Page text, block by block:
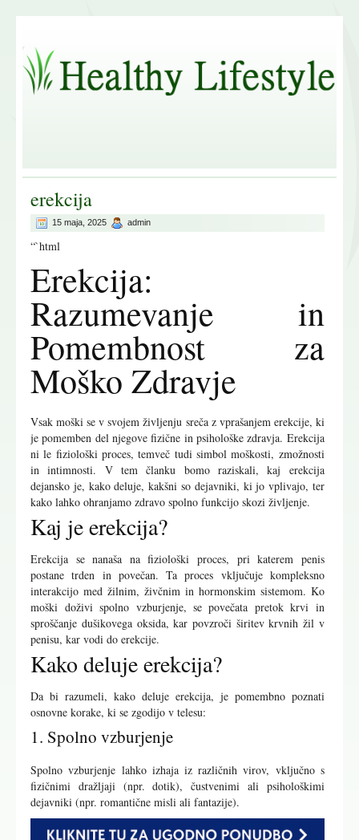
erekcija
15 maja, 2025 admin
“`html
Erekcija:
Razumevanje in
Pomembnost za
Moško Zdravje
Vsak moški se v svojem življenju sreča z vprašanjem erekcije, ki
je pomemben del njegove fizične in psihološke zdravja. Erekcija
ni le fiziološki proces, temveč tudi simbol moškosti, zmožnosti
in intimnosti. V tem članku bomo raziskali, kaj erekcija
dejansko je, kako deluje, kakšni so dejavniki, ki jo vplivajo, ter
kako lahko ohranjamo zdravo spolno funkcijo skozi življenje.
Kaj je erekcija?
Erekcija se nanaša na fiziološki proces, pri katerem penis
postane trden in povečan. Ta proces vključuje kompleksno
interakcijo med žilnim, živčnim in hormonskim sistemom. Ko
moški doživi spolno vzburjenje, se povečata pretok krvi in
sproščanje dušikovega oksida, kar povzroči širitev krvnih žil v
penisu, kar vodi do erekcije.
Kako deluje erekcija?
Da bi razumeli, kako deluje erekcija, je pomembno poznati
osnovne korake, ki se zgodijo v telesu:
1. Spolno vzburjenje
Spolno vzburjenje lahko izhaja iz različnih virov, vključno s
fizičnimi dražljaji (npr. dotik), čustvenimi ali psihološkimi
dejavniki (npr. romantične misli ali fantazije).